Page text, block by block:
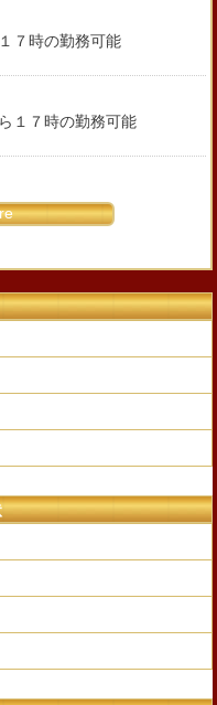
７時の勤務可能
１７時の勤務可能